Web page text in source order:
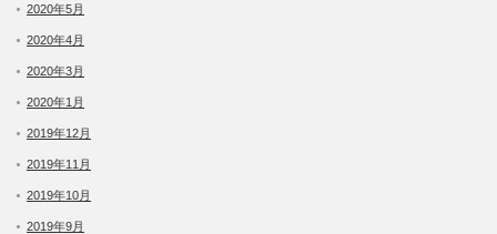
2020年5月
2020年4月
2020年3月
2020年1月
2019年12月
2019年11月
2019年10月
2019年9月